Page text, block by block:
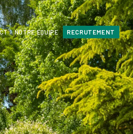
NOTRE ÉQUIPE RECRUTEMENT